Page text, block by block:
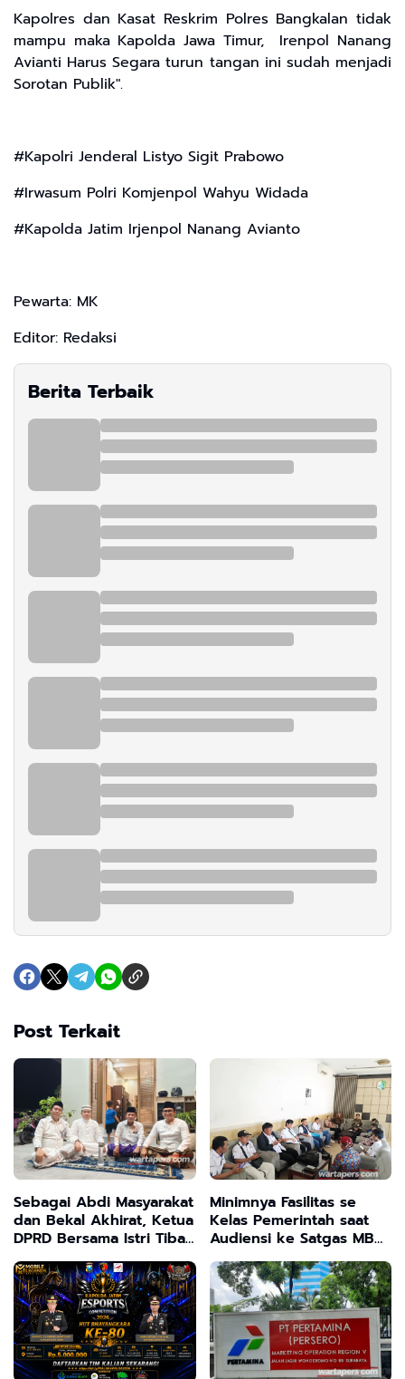
Kapolres dan Kasat Reskrim Polres Bangkalan tidak
mampu maka Kapolda Jawa Timur, Irenpol Nanang
Avianti Harus Segara turun tangan ini sudah menjadi
Sorotan Publik".
#Kapolri Jenderal Listyo Sigit Prabowo
#Irwasum Polri Komjenpol Wahyu Widada
#Kapolda Jatim Irjenpol Nanang Avianto
Pewarta: MK
Editor: Redaksi
Berita Terbaik
Post Terkait
Sebagai Abdi Masyarakat
dan Bekal Akhirat, Ketua
DPRD Bersama Istri Tiba
di Tanah Air
Minimnya Fasilitas se
Kelas Pemerintah saat
Audiensi ke Satgas MBG
, Ketua MCS Sebut
Mereka "Macan Ompong"
tak Serius Dorong
Program Presiden